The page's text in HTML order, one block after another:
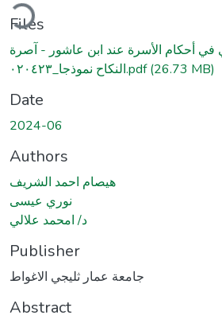
Files
في أحكام الأسرة عند ابن عاشور - آصرة
النكاح نموذجا_٠٢٠٤٢٣.pdf(26.73 MB)
Date
2024-06
Authors
هيصام احمد الشريف
نوري عيسى
د/ امحمد علالي
Publisher
جامعة عمار ثليجي الاغواط
Abstract